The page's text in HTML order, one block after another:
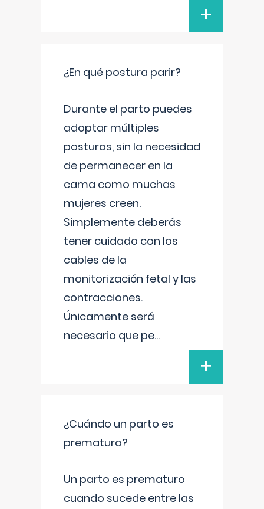
+
¿En qué postura parir?
Durante el parto puedes
adoptar múltiples
posturas, sin la necesidad
de permanecer en la
cama como muchas
mujeres creen.
Simplemente deberás
tener cuidado con los
cables de la
monitorización fetal y las
contracciones.
Únicamente será
necesario que pe...
+
¿Cuándo un parto es
prematuro?
Un parto es prematuro
cuando sucede entre las